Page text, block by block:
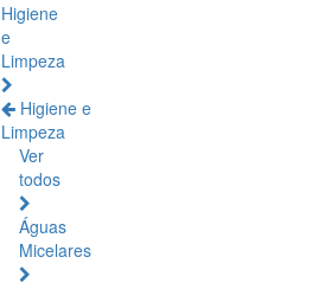
Higiene
e
Limpeza
Higiene e
Limpeza
Ver
todos
Águas
Micelares